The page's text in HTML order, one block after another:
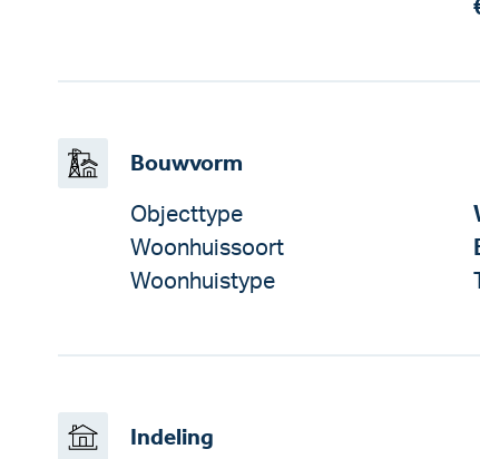
Bouwvorm
Objecttype
Woonhuissoort
Woonhuistype
Indeling